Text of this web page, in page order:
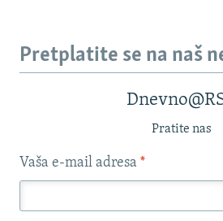
Pretplatite se na naš
Pratite nas
Vaša e-mail adresa *